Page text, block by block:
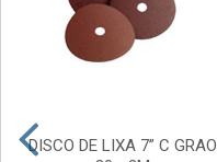
DISCO DE LIXA 7” C GRAO